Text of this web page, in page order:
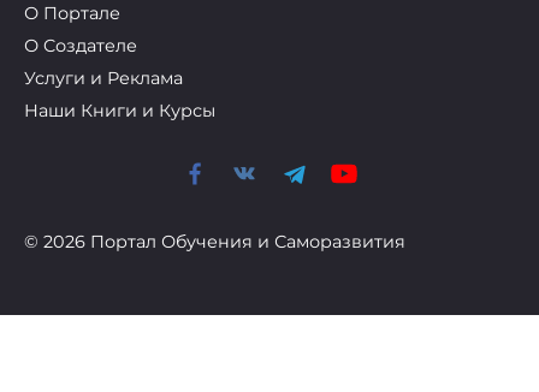
О Портале
О Cоздателе
Услуги и Реклама
Наши Книги и Курсы
© 2026 Портал Обучения и Саморазвития